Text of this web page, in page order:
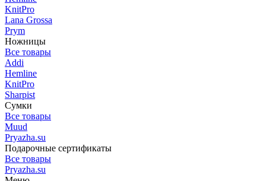
KnitPro
Lana Grossa
Prym
Ножницы
Все товары
Addi
Hemline
KnitPro
Sharpist
Сумки
Все товары
Muud
Pryazha.su
Подарочные сертификаты
Все товары
Pryazha.su